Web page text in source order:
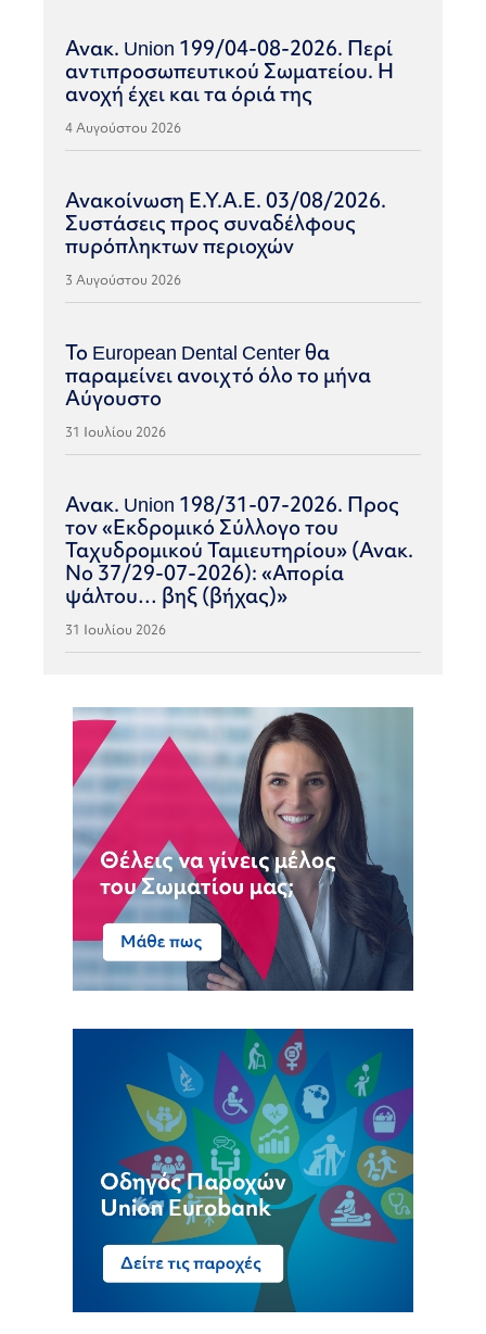
Ανακ. Union 199/04-08-2026. Περί
αντιπροσωπευτικού Σωματείου. Η
ανοχή έχει και τα όριά της
4 Αυγούστου 2026
Ανακοίνωση Ε.Υ.Α.Ε. 03/08/2026.
Συστάσεις προς συναδέλφους
πυρόπληκτων περιοχών
3 Αυγούστου 2026
Το European Dental Center θα
παραμείνει ανοιχτό όλο το μήνα
Αύγουστο
31 Ιουλίου 2026
Ανακ. Union 198/31-07-2026. Προς
τον «Εκδρομικό Σύλλογο του
Ταχυδρομικού Ταμιευτηρίου» (Ανακ.
Νο 37/29-07-2026): «Απορία
ψάλτου… βηξ (βήχας)»
31 Ιουλίου 2026